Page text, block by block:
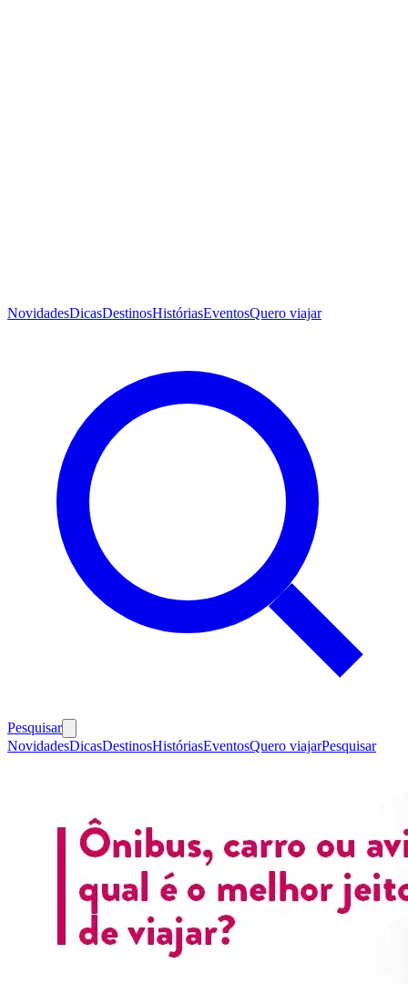
NovidadesDicasDestinosHistóriasEventosQuero viajar
Pesquisar
NovidadesDicasDestinosHistóriasEventosQuero viajarPesquisar